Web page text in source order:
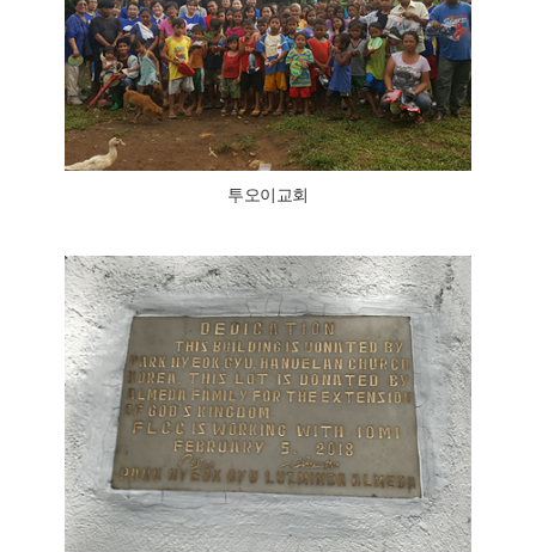
투오이교회